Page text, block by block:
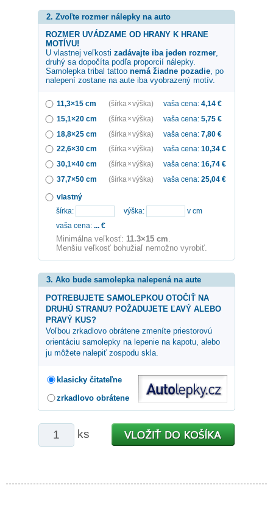
2. Zvoľte rozmer nálepky na auto
ROZMER UVÁDZAME OD HRANY K HRANE
MOTÍVU!
U vlastnej veľkosti zadávajte iba jeden rozmer,
druhý sa dopočíta podľa proporcií nálepky.
Samolepka tribal tattoo nemá žiadne pozadie, po
nalepení zostane na aute iba vyobrazený motív.
11,3×15 cm (šírka × výška) vaša cena: 4,14 €
15,1×20 cm
(šírka × výška) vaša cena: 5,75 €
18,8×25 cm
(šírka × výška) vaša cena: 7,80 €
22,6×30 cm
(šírka × výška) vaša cena: 10,34 €
30,1×40 cm
(šírka × výška) vaša cena: 16,74 €
37,7×50 cm
(šírka × výška) vaša cena: 25,04 €
vlastný
šírka:
výška:
v cm
vaša cena: ... €
Minimálna veľkosť: 11.3×15 cm.
Menšiu veľkosť bohužiaľ nemožno vyrobiť.
3. Ako bude samolepka nalepená na aute
POTREBUJETE SAMOLEPKOU OTOČIŤ NA
DRUHÚ STRANU? POŽADUJETE ĽAVÝ ALEBO
PRAVÝ KUS?
Voľbou zrkadlovo obrátene zmeníte priestorovú
orientáciu samolepky na lepenie na kapotu, alebo
ju môžete nalepiť zospodu skla.
klasicky čitateľne
zrkadlovo obrátene
ks